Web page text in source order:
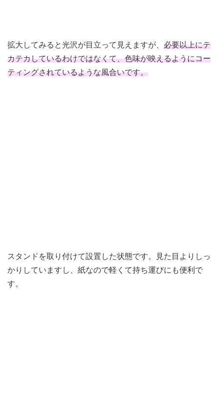
拡大してみると光沢が目立って見えますが、 必要以上にテ
カテカしているわけではなくて、色味が映えるようにコー
ティングされているような風合いです。
スタンドを取り付けて設置した状態です。見た目よりしっ
かりしていますし、紙なので軽くて持ち運びにも便利で
す。